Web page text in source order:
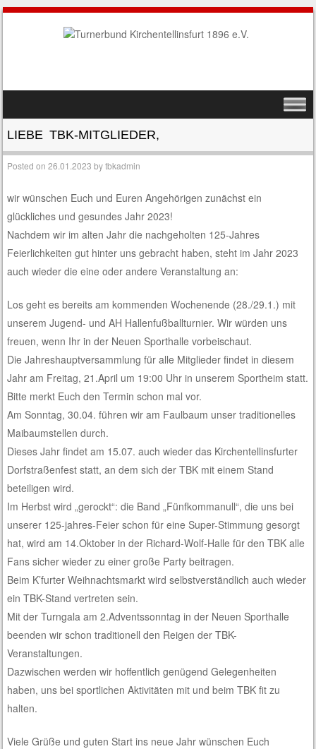
MENU
LIEBE TBK-MITGLIEDER,
Posted on26.01.2023 bytbkadmin
wir wünschen Euch und Euren Angehörigen zunächst ein
glückliches und gesundes Jahr 2023!
Nachdem wir im alten Jahr die nachgeholten 125-Jahres
Feierlichkeiten gut hinter uns gebracht haben, steht im Jahr 2023
auch wieder die eine oder andere Veranstaltung an:
Los geht es bereits am kommenden Wochenende (28./29.1.) mit
unserem Jugend- und AH Hallenfußballturnier. Wir würden uns
freuen, wenn Ihr in der Neuen Sporthalle vorbeischaut.
Die Jahreshauptversammlung für alle Mitglieder findet in diesem
Jahr am Freitag, 21.April um 19:00 Uhr in unserem Sportheim statt.
Bitte merkt Euch den Termin schon mal vor.
Am Sonntag, 30.04. führen wir am Faulbaum unser traditionelles
Maibaumstellen durch.
Dieses Jahr findet am 15.07. auch wieder das Kirchentellinsfurter
Dorfstraßenfest statt, an dem sich der TBK mit einem Stand
beteiligen wird.
Im Herbst wird „gerockt“: die Band „Fünfkommanull“, die uns bei
unserer 125-jahres-Feier schon für eine Super-Stimmung gesorgt
hat, wird am 14.Oktober in der Richard-Wolf-Halle für den TBK alle
Fans sicher wieder zu einer große Party beitragen.
Beim K’furter Weihnachtsmarkt wird selbstverständlich auch wieder
ein TBK-Stand vertreten sein.
Mit der Turngala am 2.Adventssonntag in der Neuen Sporthalle
beenden wir schon traditionell den Reigen der TBK-
Veranstaltungen.
Dazwischen werden wir hoffentlich genügend Gelegenheiten
haben, uns bei sportlichen Aktivitäten mit und beim TBK fit zu
halten.
Viele Grüße und guten Start ins neue Jahr wünschen Euch